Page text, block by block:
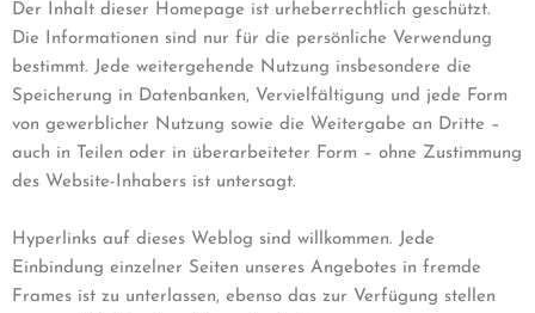
Der Inhalt dieser Homepage ist urheberrechtlich geschützt.
Die Informationen sind nur für die persönliche Verwendung
bestimmt. Jede weitergehende Nutzung insbesondere die
Speicherung in Datenbanken, Vervielfältigung und jede Form
von gewerblicher Nutzung sowie die Weitergabe an Dritte –
auch in Teilen oder in überarbeiteter Form – ohne Zustimmung
des Website-Inhabers ist untersagt.
Hyperlinks auf dieses Weblog sind willkommen. Jede
Einbindung einzelner Seiten unseres Angebotes in fremde
Frames ist zu unterlassen, ebenso das zur Verfügung stellen